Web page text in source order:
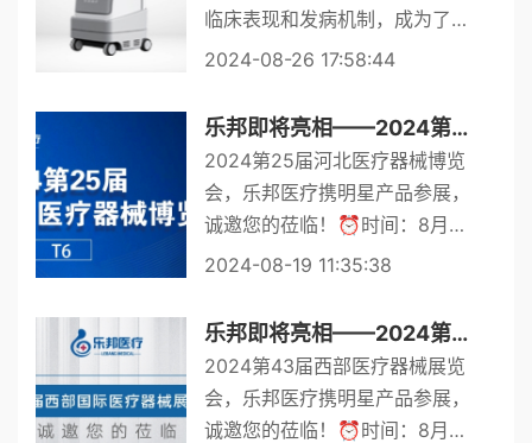
临床表现和发病机制，成为了医
学界关注的焦点。这类疾病虽无
的生活质量，其背后的生理、心
理、社会等多重因素交织，使
得...
2024-08-26 17:58:44
乐邦即将亮相——2024第25届河北医疗器械博览会
2024第25届河北医疗器械博览
会，乐邦医疗携明星产品参展，
诚邀您的莅临！⏰时间：8月2
2日-8月24日 📍 地点：石家庄
2024-08-19 11:35:38
乐邦即将亮相——2024第43届西部医疗器械展览会
2024第43届西部医疗器械展览
会，乐邦医疗携明星产品参展，
诚邀您的莅临！⏰时间：8月2